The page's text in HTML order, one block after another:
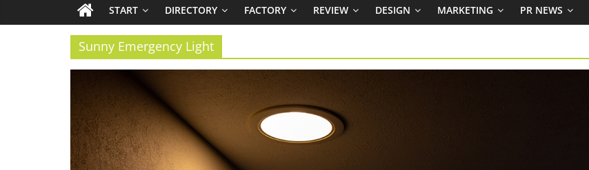
เริ่มยังไงให้ผ่านฉลุย
สัมมนาออนไลน์ โอกาสบริหารสถานี
บริการน้ำมัน Shell
ข้อมูล
ธุรกิจ
SME
แห่ง
START DIRECTORY FACTORY REVIEW DESIGN MARKETING PR NEWS
Sunny Emergency Light